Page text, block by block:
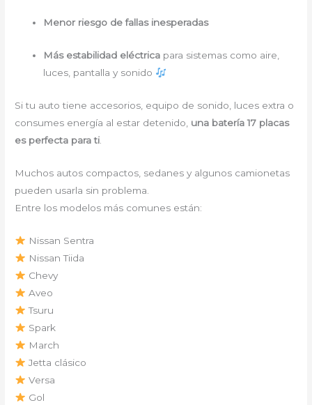
Menor riesgo de fallas inesperadas
Más estabilidad eléctrica para sistemas como aire,
luces, pantalla y sonido
Si tu auto tiene accesorios, equipo de sonido, luces extra o
consumes energía al estar detenido, una batería 17 placas
es perfecta para ti
Muchos autos compactos, sedanes y algunos camionetas
pueden usarla sin problema.
Entre los modelos más comunes están:
Nissan Sentra
Nissan Tiida
Chevy
Aveo
Tsuru
Spark
March
Jetta clásico
Versa
Gol